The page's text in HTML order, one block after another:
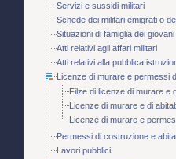
Servizi e sussidi militari
Schede dei militari emigrati o
Situazioni di famiglia dei
Atti relativi agli affari militari
Atti relativi alla pubblica
Licenze di murare e permessi
Filze di licenze di murare e
Licenze di murare e di
Licenze di murare e
Permessi di costruzione e
Lavori pubblici